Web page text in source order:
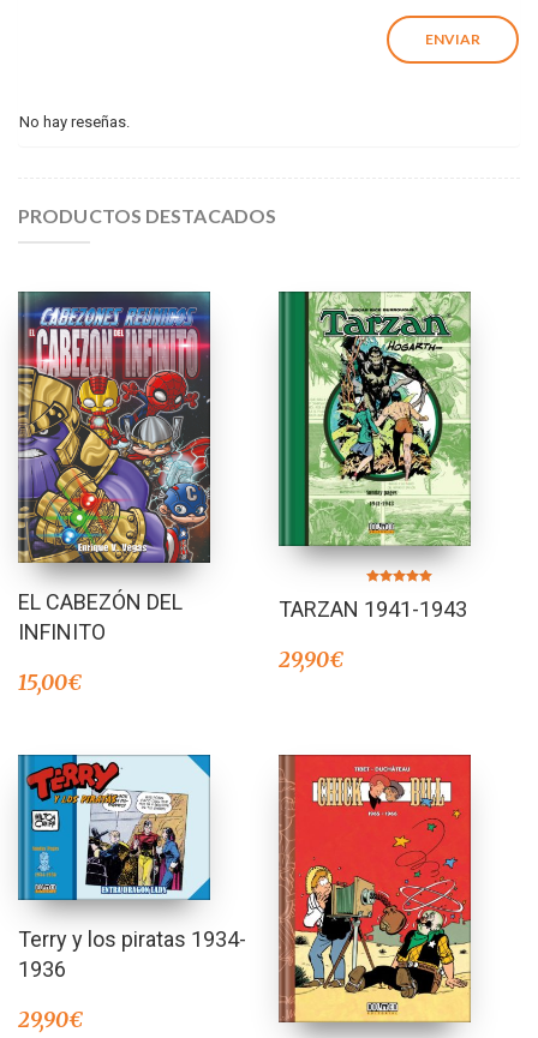
No hay reseñas.
PRODUCTOS DESTACADOS
EL CABEZÓN DEL
INFINITO
15,00€
5.00
de 5
TARZAN 1941-1943
29,90€
Terry y los piratas 1934-
1936
29,90€